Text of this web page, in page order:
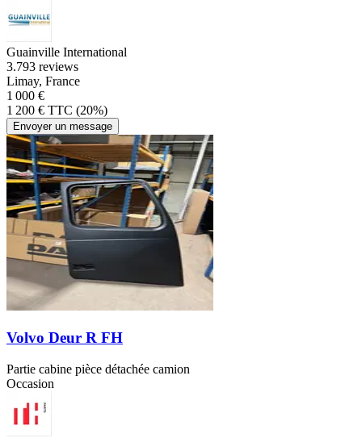
Guainville International
3.793 reviews
Limay, France
1 000 €
1 200 € TTC (20%)
Envoyer un message
Volvo Deur R FH
Partie cabine pièce détachée camion
Occasion